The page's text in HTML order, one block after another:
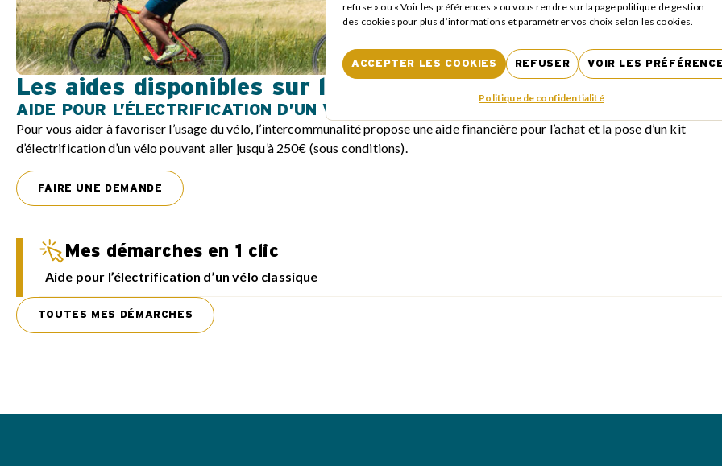
refuse » ou « Voir les préférences » ou vous rendre sur la page politique de gestion
des cookies pour plus d’informations et paramétrer vos choix selon les cookies.
ACCEPTER LES COOKIES REFUSER VOIR LES
Politique de confidentialité
Les aides disponibles sur la mobilité
AIDE POUR L’ÉLECTRIFICATION D’UN VÉLO CLASSIQUE
Pour vous aider à favoriser l’usage du vélo, l’intercommunalité propose une aide financière pour l’achat et la pose d’un kit
d’électrification d’un vélo pouvant aller jusqu’à 250€ (sous conditions).
FAIRE UNE DEMANDE
Mes démarches en 1 clic
Aide pour l’électrification d’un vélo classique
TOUTES MES DÉMARCHES